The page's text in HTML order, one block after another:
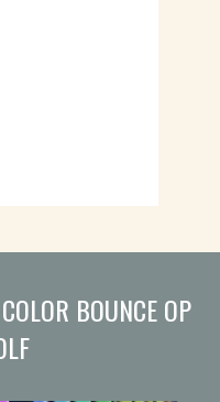
BOUNCE OP